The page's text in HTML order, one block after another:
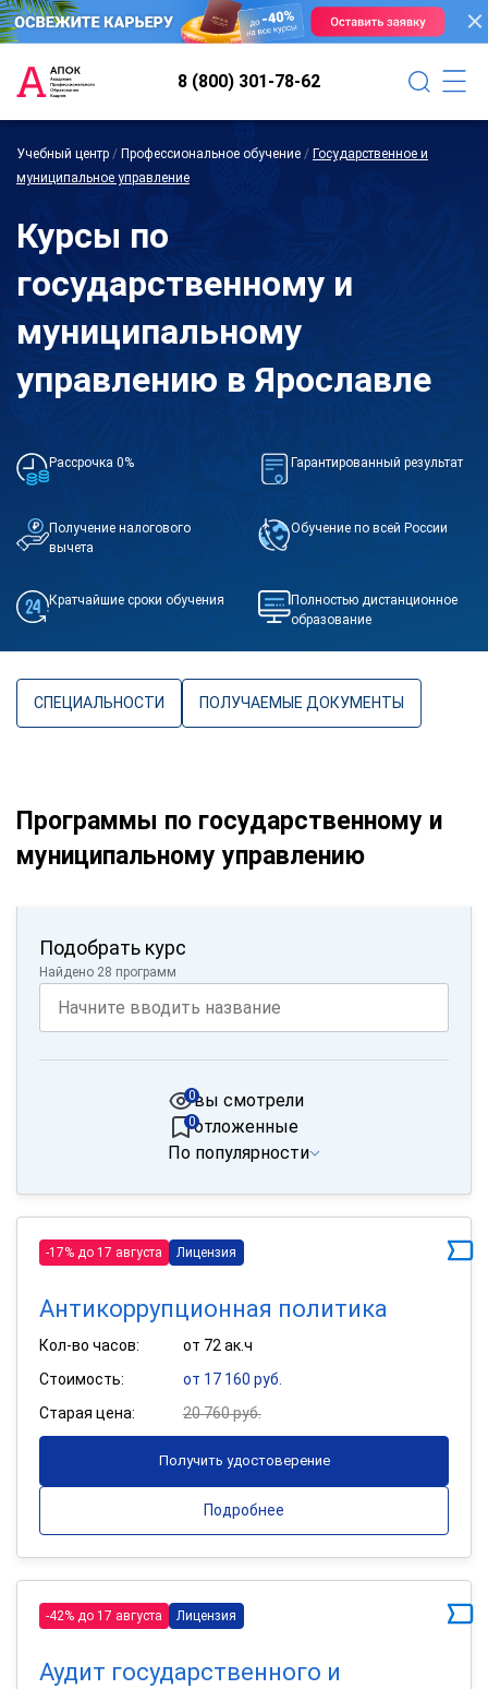
8 (800) 301-78-62
Учебный центр / Профессиональное обучение / Государственное и
муниципальное управление
Курсы по
государственному и
муниципальному
управлению в Ярославле
Рассрочка 0% Гарантированный результат
Получение налогового
вычета
Обучение по всей России
Кратчайшие сроки обучения
Полностью дистанционное
образование
СПЕЦИАЛЬНОСТИ ПОЛУЧАЕМЫЕ ДОКУМЕНТЫ
Программы по государственному и
муниципальному управлению
Подобрать курс
Найдено 28 программ
вы смотрели
0
отложенные
0
По популярности
-17% до 17 августа Лицензия
Антикоррупционная политика
Кол-во часов:
от 72 ак.ч
Стоимость:
от 17 160 руб.
Старая цена:
20 760 руб.
Получить удостоверение
Подробнее
-42% до 17 августа Лицензия
Аудит государственного и